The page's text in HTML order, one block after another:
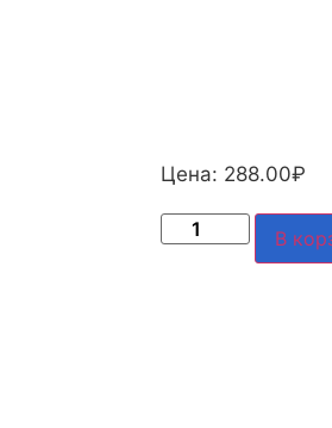
Цена: 288.00₽
В